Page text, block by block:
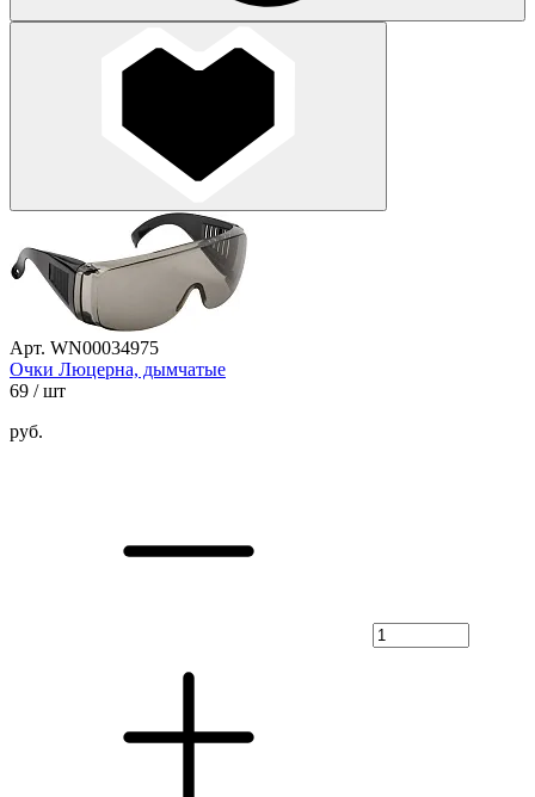
Арт. WN00034975
Очки Люцерна, дымчатые
69 / шт
руб.